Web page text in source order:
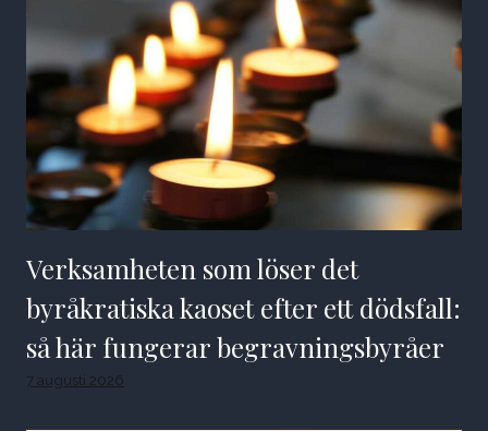
Verksamheten som löser det
byråkratiska kaoset efter ett dödsfall:
så här fungerar begravningsbyråer
7 augusti 2026